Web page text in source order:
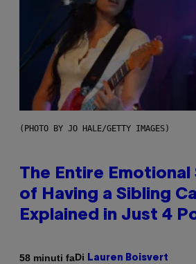
(PHOTO BY JO HALE/GETTY IMAGES)
The Entire Emotional
of Having a Sibling
Explained in Just 4
58 minuti faDi Lauren Boisvert